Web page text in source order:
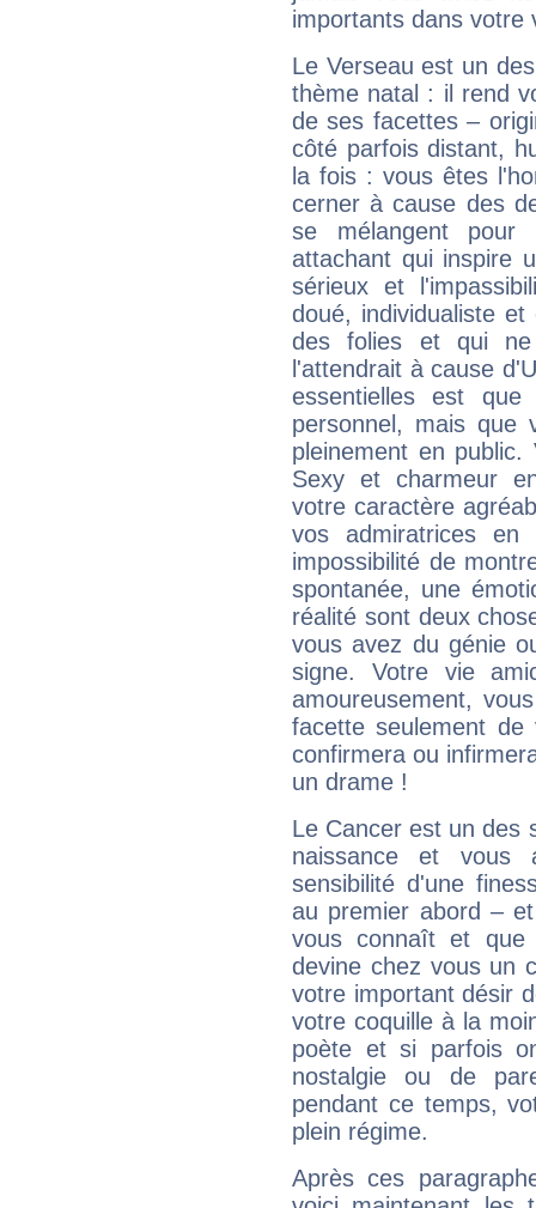
importants dans votre
Le Verseau est un
thème natal : il rend
de ses facettes –
côté parfois distant,
la fois : vous êtes
cerner à cause des
se mélangent
attachant qui inspire
sérieux et
doué, individualiste
des folies et qui
l'attendrait à cause
essentielles est
personnel, mais que
pleinement en
Sexy et charmeur
votre caractère
vos admiratrices
impossibilité de
spontanée, une
réalité sont deux
vous avez du génie
signe. Votre vie
amoureusement,
facette seulement
confirmera ou
un drame !
Le Cancer est un des
naissance et vous
sensibilité d'une
au premier abord –
vous connaît et
devine chez vous un
votre important désir
votre coquille à la
poète et si parfois
nostalgie ou de
pendant ce temps,
plein régime.
Après ces